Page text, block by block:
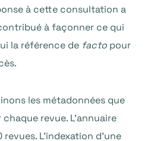
à cette consultation a
à façonner ce qui
la référence de facto pour
les métadonnées que
revue. L’annuaire
L’indexation d’une